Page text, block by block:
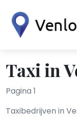
Taxi in
Pagina 1
Taxibedrijven in